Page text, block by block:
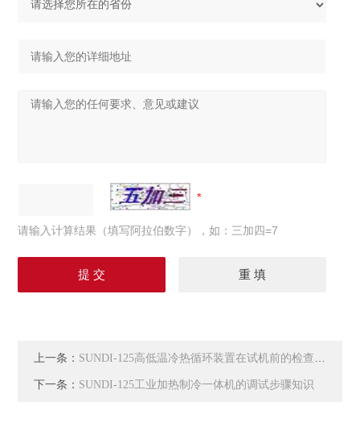
请输入计算结果（填写阿拉伯数字），如：三加四=7
上一条： SUNDI-125高低温冷热循环装置在试机前的检查和设定
下一条： SUNDI-125工业加热制冷一体机的调试步骤知识